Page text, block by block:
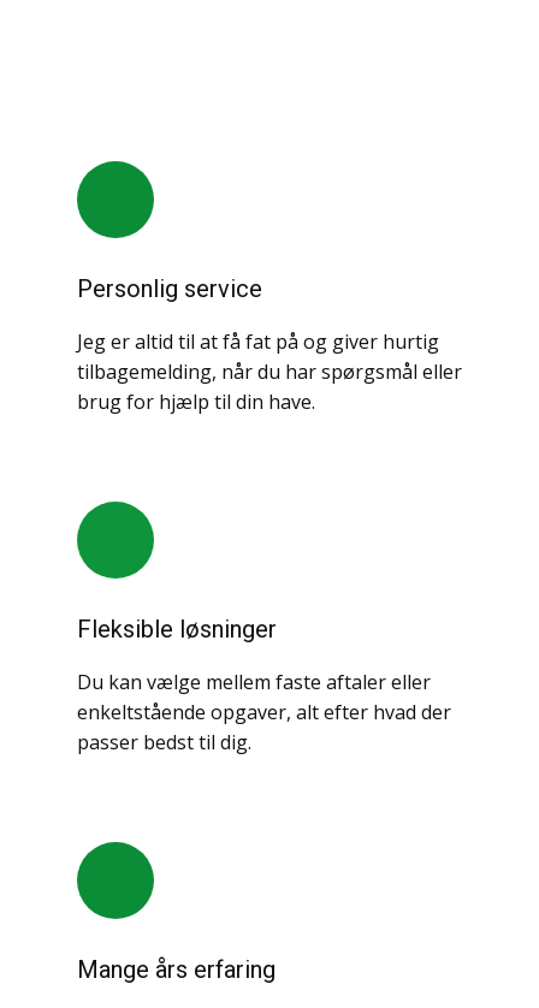
Personlig service
Jeg er altid til at få fat på og giver hurtig
tilbagemelding, når du har spørgsmål eller
brug for hjælp til din have.
Fleksible løsninger
Du kan vælge mellem faste aftaler eller
enkeltstående opgaver, alt efter hvad der
passer bedst til dig.
Mange års erfaring